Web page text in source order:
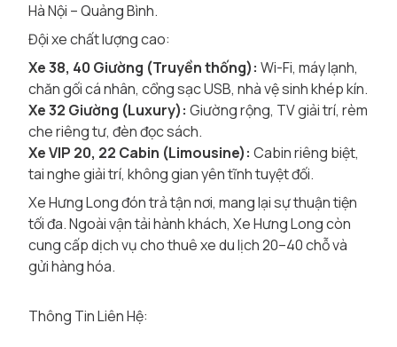
Hà Nội – Quảng Bình.
Đội xe chất lượng cao:
Xe 38, 40 Giường (Truyền thống): Wi-Fi, máy lạnh,
chăn gối cá nhân, cổng sạc USB, nhà vệ sinh khép kín.
Xe 32 Giường (Luxury): Giường rộng, TV giải trí, rèm
che riêng tư, đèn đọc sách.
Xe VIP 20, 22 Cabin (Limousine): Cabin riêng biệt,
tai nghe giải trí, không gian yên tĩnh tuyệt đối.
Xe Hưng Long đón trả tận nơi, mang lại sự thuận tiện
tối đa. Ngoài vận tải hành khách, Xe Hưng Long còn
cung cấp dịch vụ cho thuê xe du lịch 20–40 chỗ và
gửi hàng hóa.
Thông Tin Liên Hệ: